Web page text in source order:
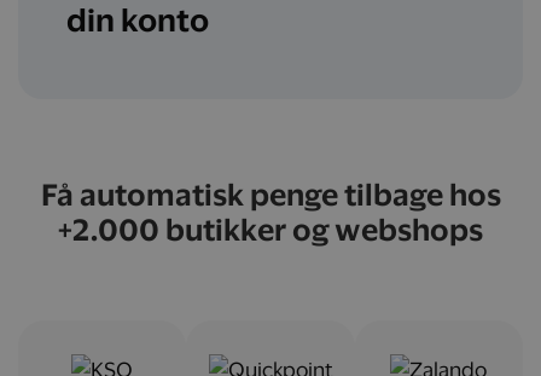
din konto
Få automatisk penge tilbage hos
+2.000 butikker og webshops